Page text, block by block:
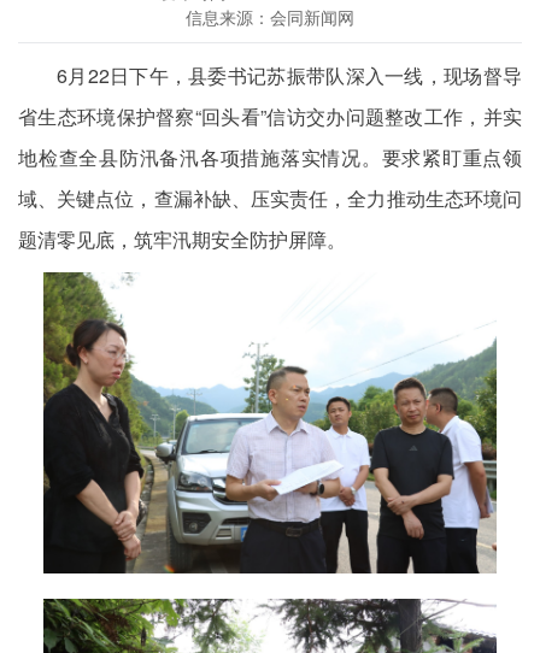
信息来源：会同新闻网
6月22日下午，县委书记苏振带队深入一线，现场督导
省生态环境保护督察“回头看”信访交办问题整改工作，并实
地检查全县防汛备汛各项措施落实情况。要求紧盯重点领
域、关键点位，查漏补缺、压实责任，全力推动生态环境问
题清零见底，筑牢汛期安全防护屏障。